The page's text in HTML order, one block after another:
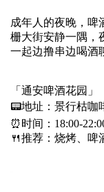
成年人的夜晚，啤
栅大街安静一隅，
一起边撸串边喝酒
「通安啤酒花园」
📟地址：景行枯咖
⏰时间：18:00-
🍴推荐：烧烤、啤